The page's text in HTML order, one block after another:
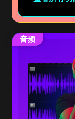
音频